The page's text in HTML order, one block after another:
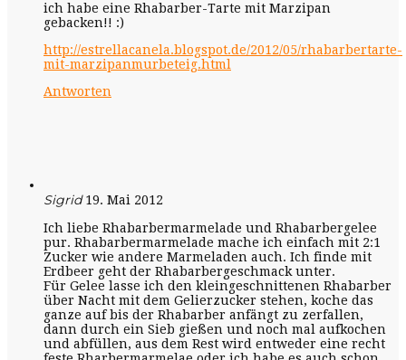
ich habe eine Rhabarber-Tarte mit Marzipan
gebacken!! :)
http://estrellacanela.blogspot.de/2012/05/rhabarbertarte-
mit-marzipanmurbeteig.html
Antworten
Sigrid 19. Mai 2012
Ich liebe Rhabarbermarmelade und Rhabarbergelee
pur. Rhabarbermarmelade mache ich einfach mit 2:1
Zucker wie andere Marmeladen auch. Ich finde mit
Erdbeer geht der Rhabarbergeschmack unter.
Für Gelee lasse ich den kleingeschnittenen Rhabarber
über Nacht mit dem Gelierzucker stehen, koche das
ganze auf bis der Rhabarber anfängt zu zerfallen,
dann durch ein Sieb gießen und noch mal aufkochen
und abfüllen, aus dem Rest wird entweder eine recht